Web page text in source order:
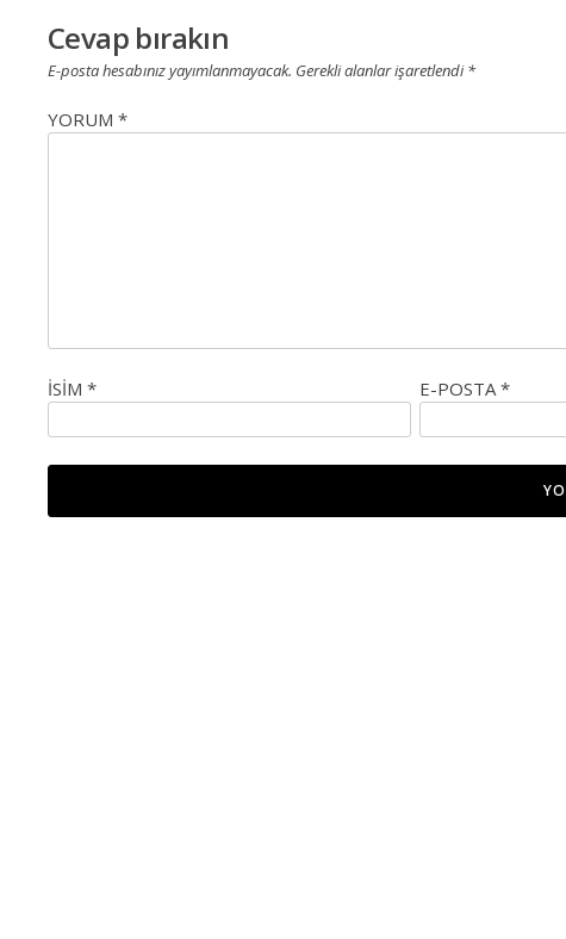
Cevap bırakın
E-posta hesabınız yayımlanmayacak. Gerekli alanlar işaretlendi*
YORUM *
ISIM * E-POSTA*